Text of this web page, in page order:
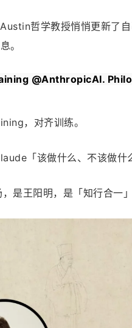
哲学教授悄悄更新了
。
@AnthropicAI.
，对齐训练。
「该做什么、不该做什
是王阳明，是「知行合一